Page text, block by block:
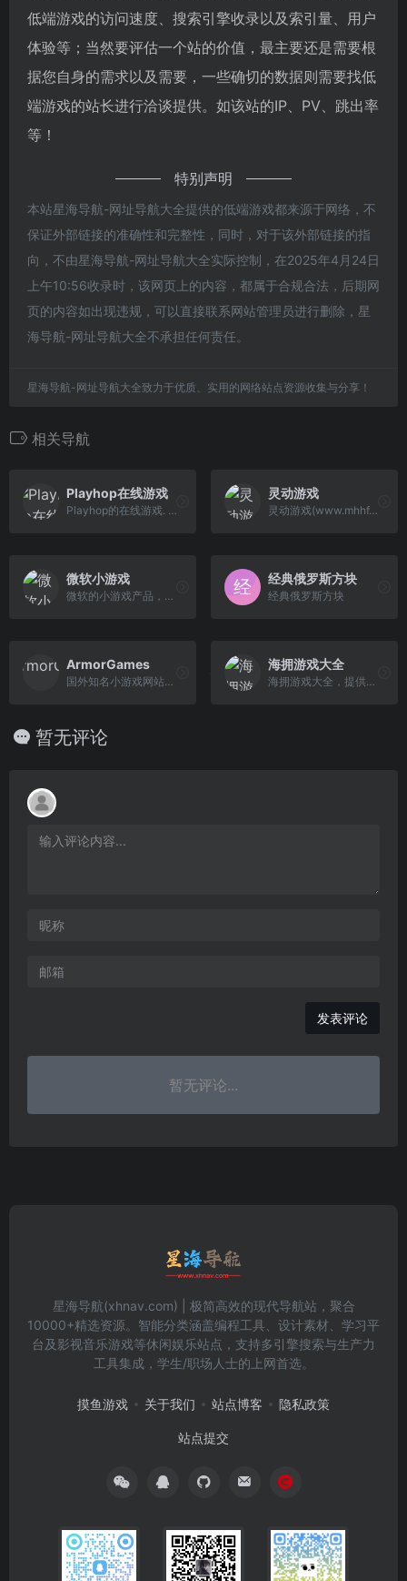
低端游戏的访问速度、搜索引擎收录以及索引量、用户
体验等；当然要评估一个站的价值，最主要还是需要根
据您自身的需求以及需要，一些确切的数据则需要找低
端游戏的站长进行洽谈提供。如该站的IP、PV、跳出率
等！
特别声明
本站星海导航-网址导航大全提供的低端游戏都来源于网络，不
保证外部链接的准确性和完整性，同时，对于该外部链接的指
向，不由星海导航-网址导航大全实际控制，在2025年4月24日
上午10:56收录时，该网页上的内容，都属于合规合法，后期网
页的内容如出现违规，可以直接联系网站管理员进行删除，星
海导航-网址导航大全不承担任何责任。
星海导航-网址导航大全致力于优质、实用的网络站点资源收集与分享！
相关导航
Playhop在线游戏
Playhop的在线游戏. 想在一天中找点乐子吗？. 想用一两个快速的游戏放松一下吗？. Playhop.com 是您进入免费在线游戏世界的门户！
灵动游戏
灵动游戏(www.mhhf.com)分享在线好游戏。
微软小游戏
微软的小游戏产品，免费在线玩游戏，纸牌、扫雷、数独、消消乐、连连看、篮球、桌上足球、彩虹猫大冒险等最新最好玩的小游戏，街机策略解谜三消等各类休闲小游戏
经典俄罗斯方块
经典俄罗斯方块
ArmorGames
国外知名小游戏网站，也是全球最早小游戏门户网站之一。
海拥游戏大全
海拥游戏大全，提供最新、最热门的在线游戏。涵盖动作、棋牌、益智、策略、3D、休闲、射击、GBA游戏、fc红白机、经典、赛车、闯关等多种类型，所有游戏均可免费畅玩，满足你的游戏需求！
暂无评论
发表评论
暂无评论...
星海导航(xhnav.com) | 极简高效的现代导航站，聚合
10000+精选资源。智能分类涵盖编程工具、设计素材、学习平
台及影视音乐游戏等休闲娱乐站点，支持多引擎搜索与生产力
工具集成，学生/职场人士的上网首选。
摸鱼游戏 关于我们 站点博客 隐私政策
站点提交